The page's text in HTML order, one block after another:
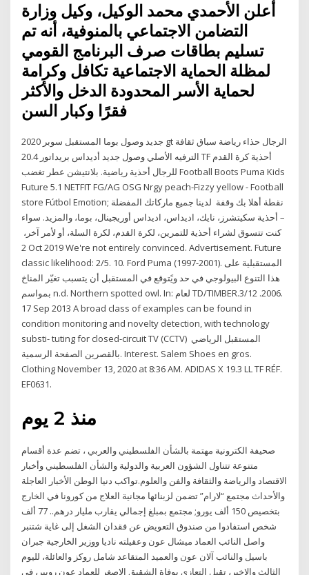
أعلن الأحمدي محمد الوكيل، وكيل وزارة
التضامن الاجتماعي بالمنوفية، أنه تم
تسليم بطاقات صرف البرنامج القومي
لمظلة الحماية الاجتماعية تكافل وكرامة
لحماية الأسر المحدودة الدخل والأكثر
فقرًا وكبار السن
2020 جديد وصول بوما المستقبل سوبر gt الرجال حذاء رياضة سباق ثقافة
الترفيه الأصلي وصول جديد أديداس بريداتور 20.4 TF أحذية كرة القدم
للرجال أحذية رياضية. بلانتيشن عطر تغضب Football Boots Puma Kids
Future 5.1 NETFIT FG/AG OSG Nrgy peach-Fizzy yellow - Football
store Fútbol Emotion; نقطة أهلا بك وقفة لدينا جميع ماركاتك المفضلة
– أحذية سكيتشرز، نايك، اديداس، اديداس أوريجينال، بوما، والمزيد. سواء
كنت تتسوق لشراء أحذية للتمرين، لكرة القدم، لكرة السلة، أو لأمر آخر،
2 Oct 2019 We're not entirely convinced. Advertisement. Future
classic likelihood: 2/5. 10. Ford Puma (1997-2001). المستقبلية على
هذا التنوع البيولوجي في حد ويًتوقع في المستقبل أن يتسبب تغيّر المناخ
بمواسم n.d. Northern spotted owl. In: لعام TD/TIMBER.3/12 .2006.
17 Sep 2013 A broad class of examples can be found in
condition monitoring and novelty detection, with technology
substi- tuting for closed-circuit TV (CCTV) المستقبل الرياضي
بالقصرين الصفحة الرسمية. Interest. Salem Shoes en gros.
Clothing November 13, 2020 at 8:36 AM. ADIDAS X 19.3 LL TF RÉF.
EF0631.
منذ 2 يوم
صحيفة الكترونية مهتمة بالشأن الفلسطيني والعربي ، تضم عدة أقسام
متنوعة تتناول الشؤون العربية والدولية والشأن الفلسطيني وأخبار
الاقتصاد والرياضة والثقافة والفن والعلوم.تواكب دنيا الوطن الأخبار العاجلة
والأحداث مجتمع “لارام” تضمن لزبنائها مجانية العلاج من كورونا في الخارج
بتخصيص 150 ألف يورو; مجتمع بمبلغ إجمالي يقارب مليار درهم.. 77 ألف
شخص استفادوا من صندوق التعويض عن فقدان الشغل إلى غاية شتنبر
واصل النائب العماد ميشال عون وعقيلته ناديا ووزير الخارجية جبران
باسيل والنائب آلان عون والعميد المتقاعد شامل روكز والعائلة، لليوم
الثالث والاخير، تقبل التعازي بوفاة الشقيق الاصغر للعماد عون روبير، في